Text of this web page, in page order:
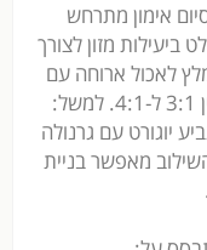
סיום אימון מתרחש
ביעילות מזון לצורך
לאכול ארוחה עם
יחס אופטימלי של פחמימה לחלבון – בין 3:1 ל-4:1. למשל:
יוגורט עם גרנולה
מאפשר בניית